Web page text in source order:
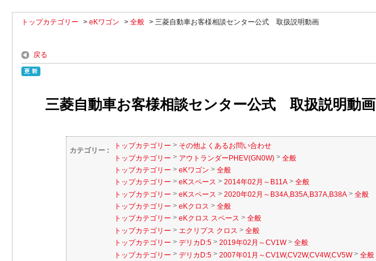
トップカテゴリー > eKワゴン > 全般 > 三菱自動車お客様相談センター公式 取扱説明動画
戻る
三菱自動車お客様相談センター公式 取扱説明動画
カテゴリー :
トップカテゴリー > その他よくあるお問い合わせ
トップカテゴリー > アウトランダーPHEV(GN0W) > 全般
トップカテゴリー > eKワゴン > 全般
トップカテゴリー > eKスペース > 2014年02月～B11A > 全般
トップカテゴリー > eKスペース > 2020年02月～B34A,B35A,B37A,B38A > 全般
トップカテゴリー > eKクロス > 全般
トップカテゴリー > eKクロス スペース > 全般
トップカテゴリー > エクリプス クロス > 全般
トップカテゴリー > デリカD:5 > 2019年02月～CV1W> 全般
トップカテゴリー > デリカD:5 > 2007年01月～CV1W,CV2W,CV4W,CV5W> 全般